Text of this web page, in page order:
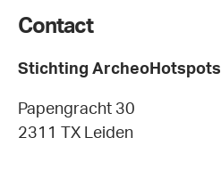
Contact
Stichting ArcheoHotspots
Papengracht 30
2311 TX Leiden